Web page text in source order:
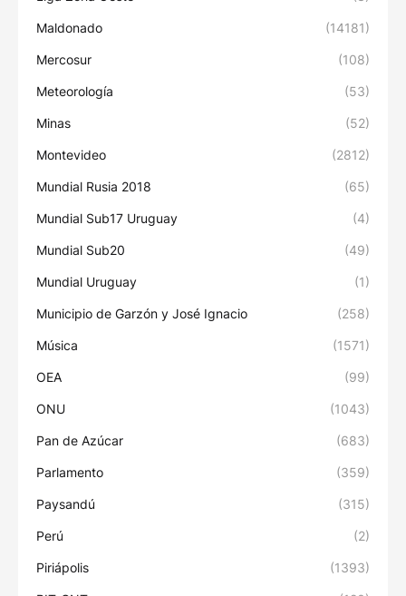
Maldonado (14181)
Mercosur (108)
Meteorología (53)
Minas (52)
Montevideo (2812)
Mundial Rusia 2018 (65)
Mundial Sub17 Uruguay (4)
Mundial Sub20 (49)
Mundial Uruguay (1)
Municipio de Garzón y José Ignacio (258)
Música (1571)
OEA (99)
ONU (1043)
Pan de Azúcar (683)
Parlamento (359)
Paysandú (315)
Perú (2)
Piriápolis (1393)